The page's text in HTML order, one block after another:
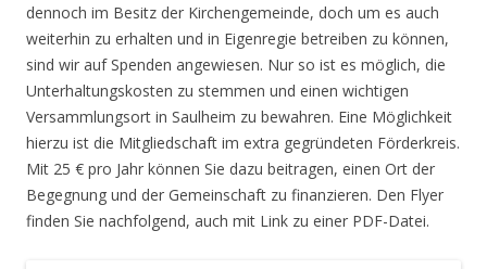
dennoch im Besitz der Kirchengemeinde, doch um es auch
weiterhin zu erhalten und in Eigenregie betreiben zu können,
sind wir auf Spenden angewiesen. Nur so ist es möglich, die
Unterhaltungskosten zu stemmen und einen wichtigen
Versammlungsort in Saulheim zu bewahren. Eine Möglichkeit
hierzu ist die Mitgliedschaft im extra gegründeten Förderkreis.
Mit 25 € pro Jahr können Sie dazu beitragen, einen Ort der
Begegnung und der Gemeinschaft zu finanzieren. Den Flyer
finden Sie nachfolgend, auch mit Link zu einer PDF-Datei.